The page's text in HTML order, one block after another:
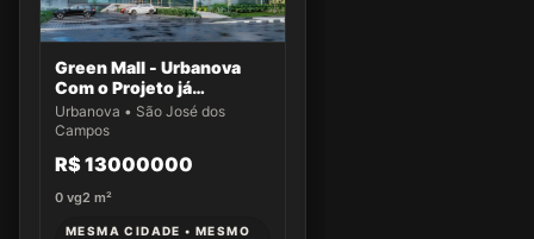
Green Mall - Urbanova
Com o Projeto já
aprovado
Urbanova • São José dos
Campos
R$ 13000000
0 vg2 m²
MESMA CIDADE • MESMO